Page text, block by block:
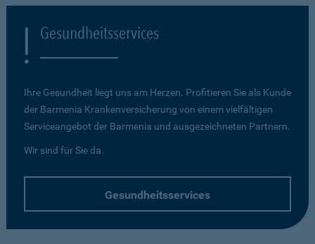
Gesundheitsservices
Ihre Gesundheit liegt uns am Herzen. Profitieren Sie als Kunde
der Barmenia Krankenversicherung von einem vielfältigen
Serviceangebot der Barmenia und ausgezeichneten Partnern.
Wir sind für Sie da.
Gesundheitsservices